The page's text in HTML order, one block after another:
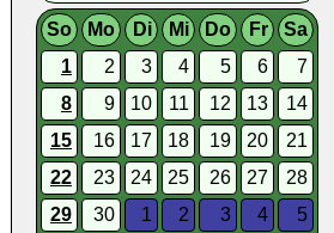
So Mo Di Mi Do Fr
Sa
1
2 3 4 5 6
7
8
9 10 11 12 13
14
15
16 17 18 19 20
21
22
23 24 25 26 27
28
29
30 1 2 3 4
5